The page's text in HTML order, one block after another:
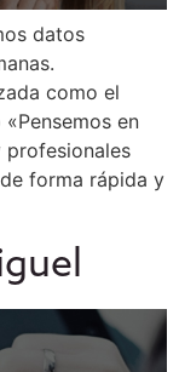
datos
como el
en
profesionales
forma rápida y